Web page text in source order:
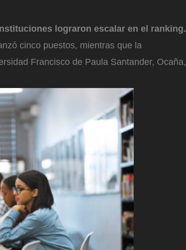
lograron escalar en el ranking.
cinco puestos, mientras que la
Francisco de Paula Santander, Ocaña,